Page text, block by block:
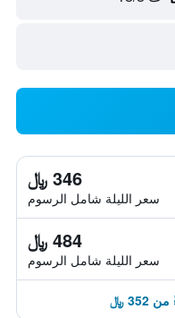
346 ﷼
سعر الليلة شامل الرسوم
484 ﷼
سعر الليلة شامل الرسوم